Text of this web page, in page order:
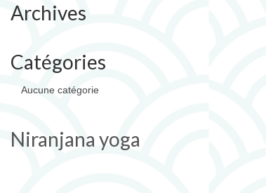
Archives
Catégories
Aucune catégorie
Niranjana yoga